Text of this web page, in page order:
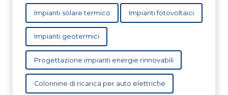
Impianti solare termico Impianti fotovoltaici
Impianti geotermici
Progettazione impianti energie rinnovabili
Colonnine di ricarica per auto elettriche